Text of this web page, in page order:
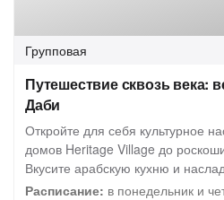
Групповая
Путешествие сквозь века:
Даби
Откройте для себя культурное
домов Heritage Village до
Вкусите арабскую кухню и
Расписание: в понедельник и